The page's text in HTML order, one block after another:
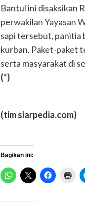
Bantul ini disaksikan
perwakilan Yayasan
sapi tersebut, panitia
kurban. Paket-paket
serta masyarakat di
(*)
(tim siarpedia.com)
Bagikan ini: